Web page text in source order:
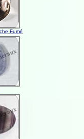
Fumé